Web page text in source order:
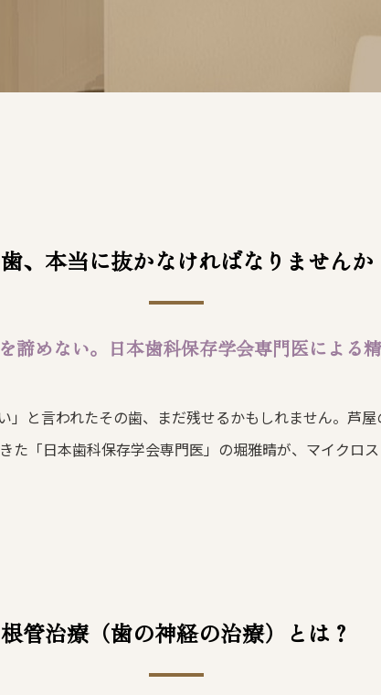
、 本当に抜かなければなりませんか
諦めない。 日本歯科保存学会専門医による
」と言われたその歯、まだ残せるかもしれません。芦
た「日本歯科保存学会専門医」の堀雅晴が、マイクロ
根管治療（歯の神経の治療） とは？